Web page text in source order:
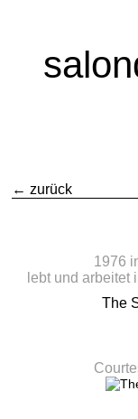
← zurück
1976
lebt und arbeitet
The